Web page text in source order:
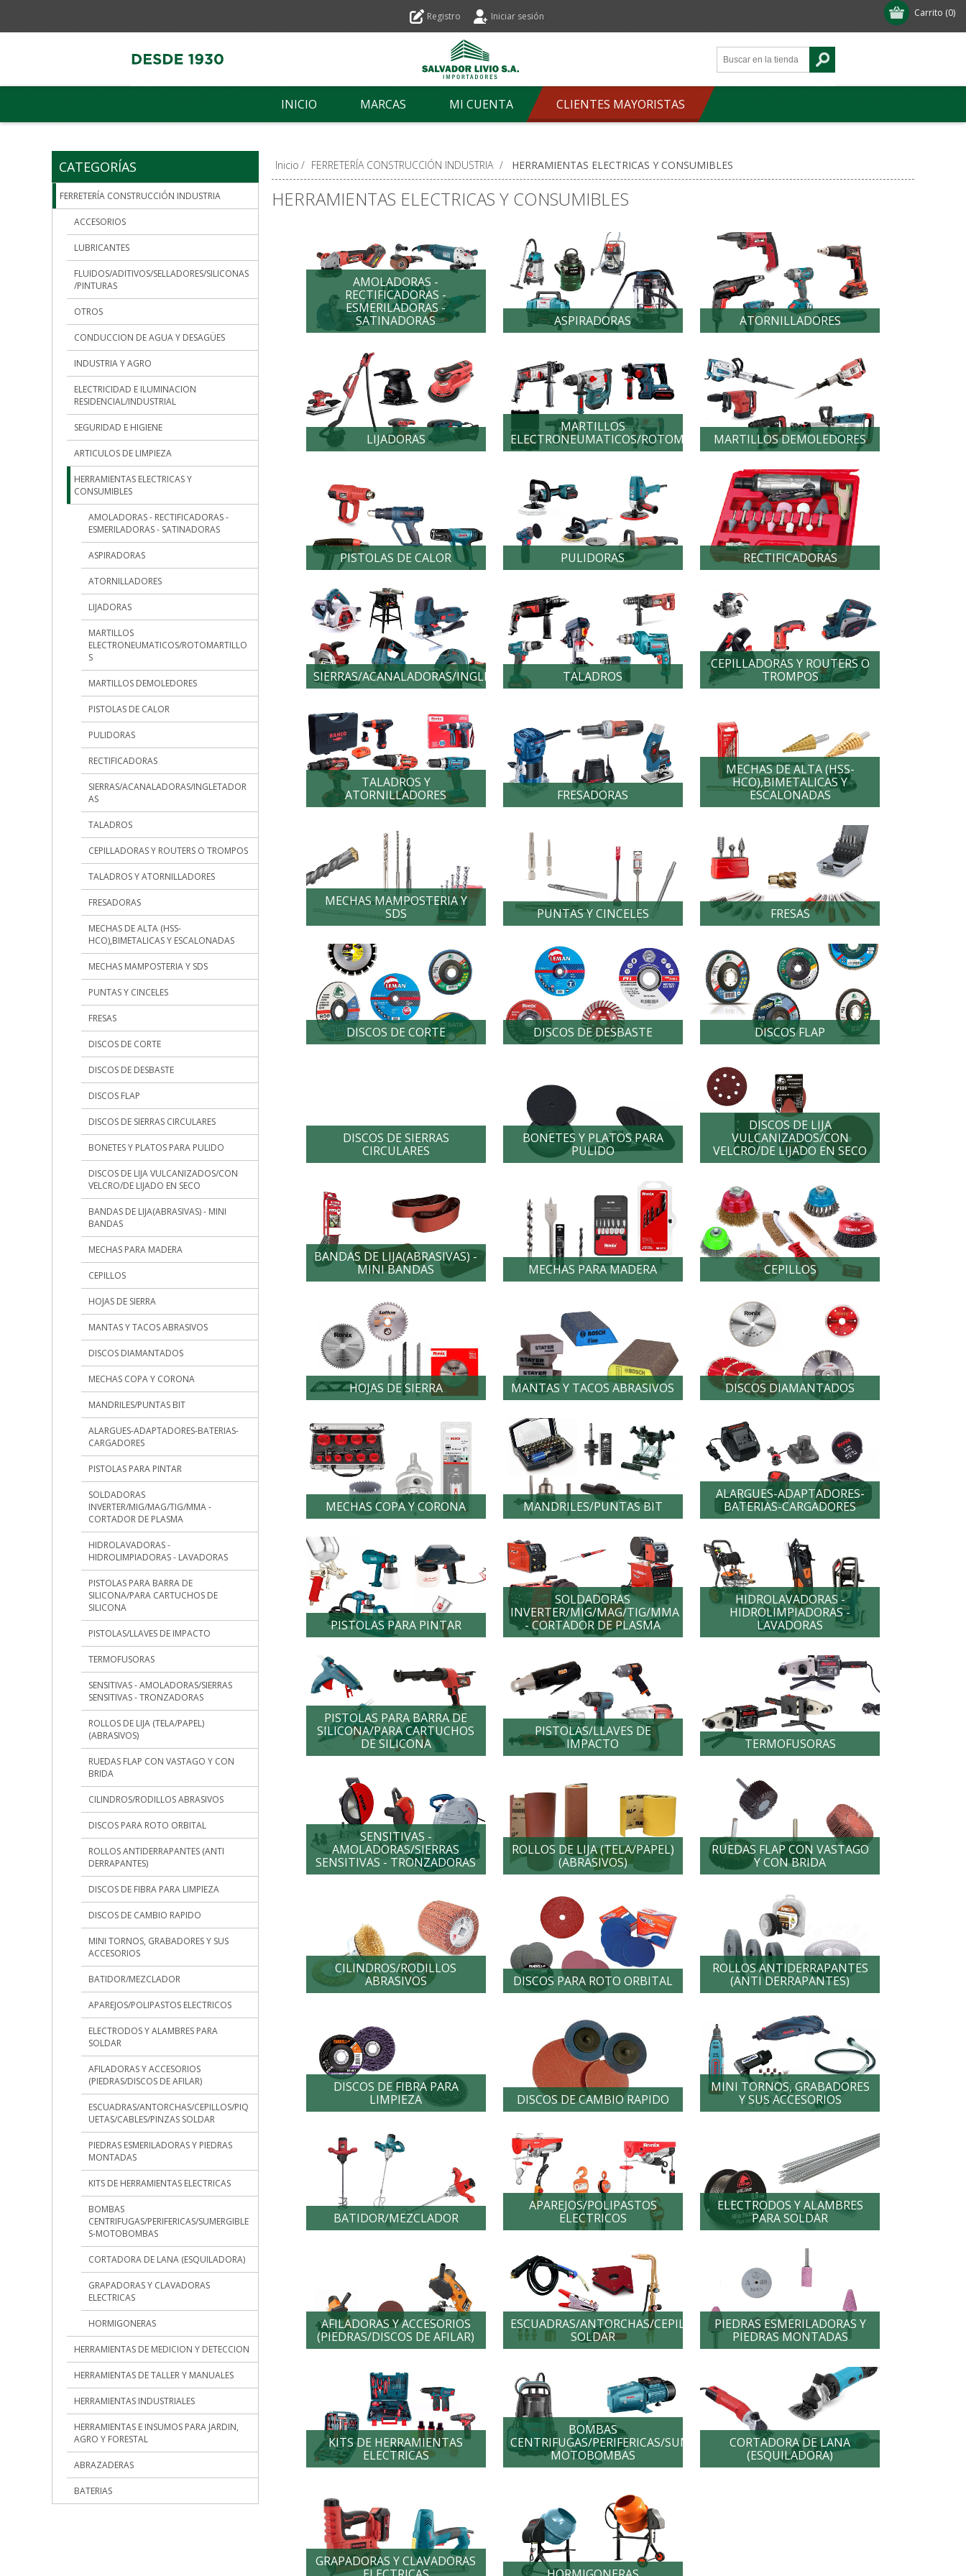
Carrito (0)
Registro Iniciar sesión
INICIO MARCAS MI CUENTA CLIENTES MAYORISTAS
Inicio / FERRETERÍA CONSTRUCCIÓN INDUSTRIA / HERRAMIENTAS ELECTRICAS Y CONSUMIBLES
HERRAMIENTAS ELECTRICAS Y CONSUMIBLES
AMOLADORAS -
RECTIFICADORAS -
ESMERILADORAS -
SATINADORAS
ASPIRADORAS ATORNILLADORES
LIJADORAS
MARTILLOS
ELECTRONEUMATICOS/ROTOMARTILLOSMARTILLOS DEMOLEDORES
PISTOLAS DE CALOR PULIDORAS RECTIFICADORAS
SIERRAS/ACANALADORAS/INGLETADORAS TALADROS
CEPILLADORAS Y ROUTERS O
TROMPOS
TALADROS Y
ATORNILLADORES
FRESADORAS
MECHAS DE ALTA (HSS-
HCO),BIMETALICAS Y
ESCALONADAS
MECHAS MAMPOSTERIA Y
SDS
PUNTAS Y CINCELES FRESAS
DISCOS DE CORTE DISCOS DE DESBASTE DISCOS FLAP
DISCOS DE SIERRAS
CIRCULARES
BONETES Y PLATOS PARA
PULIDO
DISCOS DE LIJA
VULCANIZADOS/CON
VELCRO/DE LIJADO EN SECO
BANDAS DE LIJA(ABRASIVAS) -
MINI BANDAS
MECHAS PARA MADERA CEPILLOS
HOJAS DE SIERRA MANTAS Y TACOS ABRASIVOS DISCOS DIAMANTADOS
MECHAS COPA Y CORONA MANDRILES/PUNTAS BIT
ALARGUES-ADAPTADORES-
BATERIAS-CARGADORES
PISTOLAS PARA PINTAR
SOLDADORAS
INVERTER/MIG/MAG/TIG/MMA
- CORTADOR DE PLASMA
HIDROLAVADORAS -
HIDROLIMPIADORAS -
LAVADORAS
PISTOLAS PARA BARRA DE
SILICONA/PARA CARTUCHOS
DE SILICONA
PISTOLAS/LLAVES DE
IMPACTO
TERMOFUSORAS
SENSITIVAS -
AMOLADORAS/SIERRAS
SENSITIVAS - TRONZADORAS
ROLLOS DE LIJA (TELA/PAPEL)
(ABRASIVOS)
RUEDAS FLAP CON VASTAGO
Y CON BRIDA
CILINDROS/RODILLOS
ABRASIVOS
DISCOS PARA ROTO ORBITAL
ROLLOS ANTIDERRAPANTES
(ANTI DERRAPANTES)
DISCOS DE FIBRA PARA
LIMPIEZA
DISCOS DE CAMBIO RAPIDO
MINI TORNOS, GRABADORES
Y SUS ACCESORIOS
BATIDOR/MEZCLADOR
APAREJOS/POLIPASTOS
ELECTRICOS
ELECTRODOS Y ALAMBRES
PARA SOLDAR
AFILADORAS Y ACCESORIOS
(PIEDRAS/DISCOS DE AFILAR)
ESCUADRAS/ANTORCHAS/CEPILLOS/PIQUETAS/CABLES/PINZAS
SOLDAR
PIEDRAS ESMERILADORAS Y
PIEDRAS MONTADAS
KITS DE HERRAMIENTAS
ELECTRICAS
BOMBAS
CENTRIFUGAS/PERIFERICAS/SUMERGIBLES-
MOTOBOMBAS
CORTADORA DE LANA
(ESQUILADORA)
GRAPADORAS Y CLAVADORAS
CATEGORÍAS
FERRETERÍA CONSTRUCCIÓN INDUSTRIA
ACCESORIOS
LUBRICANTES
FLUIDOS/ADITIVOS/SELLADORES/SILICONAS
/PINTURAS
OTROS
CONDUCCION DE AGUA Y DESAGÜES
INDUSTRIA Y AGRO
ELECTRICIDAD E ILUMINACION
RESIDENCIAL/INDUSTRIAL
SEGURIDAD E HIGIENE
ARTICULOS DE LIMPIEZA
HERRAMIENTAS ELECTRICAS Y
CONSUMIBLES
AMOLADORAS - RECTIFICADORAS -
ESMERILADORAS - SATINADORAS
ASPIRADORAS
ATORNILLADORES
LIJADORAS
MARTILLOS
ELECTRONEUMATICOS/ROTOMARTILLO
S
MARTILLOS DEMOLEDORES
PISTOLAS DE CALOR
PULIDORAS
RECTIFICADORAS
SIERRAS/ACANALADORAS/INGLETADOR
AS
TALADROS
CEPILLADORAS Y ROUTERS O TROMPOS
TALADROS Y ATORNILLADORES
FRESADORAS
MECHAS DE ALTA (HSS-
HCO),BIMETALICAS Y ESCALONADAS
MECHAS MAMPOSTERIA Y SDS
PUNTAS Y CINCELES
FRESAS
DISCOS DE CORTE
DISCOS DE DESBASTE
DISCOS FLAP
DISCOS DE SIERRAS CIRCULARES
BONETES Y PLATOS PARA PULIDO
DISCOS DE LIJA VULCANIZADOS/CON
VELCRO/DE LIJADO EN SECO
BANDAS DE LIJA(ABRASIVAS) - MINI
BANDAS
MECHAS PARA MADERA
CEPILLOS
HOJAS DE SIERRA
MANTAS Y TACOS ABRASIVOS
DISCOS DIAMANTADOS
MECHAS COPA Y CORONA
MANDRILES/PUNTAS BIT
ALARGUES-ADAPTADORES-BATERIAS-
CARGADORES
PISTOLAS PARA PINTAR
SOLDADORAS
INVERTER/MIG/MAG/TIG/MMA -
CORTADOR DE PLASMA
HIDROLAVADORAS -
HIDROLIMPIADORAS - LAVADORAS
PISTOLAS PARA BARRA DE
SILICONA/PARA CARTUCHOS DE
SILICONA
PISTOLAS/LLAVES DE IMPACTO
TERMOFUSORAS
SENSITIVAS - AMOLADORAS/SIERRAS
SENSITIVAS - TRONZADORAS
ROLLOS DE LIJA (TELA/PAPEL)
(ABRASIVOS)
RUEDAS FLAP CON VASTAGO Y CON
BRIDA
CILINDROS/RODILLOS ABRASIVOS
DISCOS PARA ROTO ORBITAL
ROLLOS ANTIDERRAPANTES (ANTI
DERRAPANTES)
DISCOS DE FIBRA PARA LIMPIEZA
DISCOS DE CAMBIO RAPIDO
MINI TORNOS, GRABADORES Y SUS
ACCESORIOS
BATIDOR/MEZCLADOR
APAREJOS/POLIPASTOS ELECTRICOS
ELECTRODOS Y ALAMBRES PARA
SOLDAR
AFILADORAS Y ACCESORIOS
(PIEDRAS/DISCOS DE AFILAR)
ESCUADRAS/ANTORCHAS/CEPILLOS/PIQ
UETAS/CABLES/PINZAS SOLDAR
PIEDRAS ESMERILADORAS Y PIEDRAS
MONTADAS
KITS DE HERRAMIENTAS ELECTRICAS
BOMBAS
CENTRIFUGAS/PERIFERICAS/SUMERGIBLE
S-MOTOBOMBAS
CORTADORA DE LANA (ESQUILADORA)
GRAPADORAS Y CLAVADORAS
ELECTRICAS
HORMIGONERAS
HERRAMIENTAS DE MEDICION Y DETECCION
HERRAMIENTAS DE TALLER Y MANUALES
HERRAMIENTAS INDUSTRIALES
HERRAMIENTAS E INSUMOS PARA JARDIN,
AGRO Y FORESTAL
ABRAZADERAS
BATERIAS